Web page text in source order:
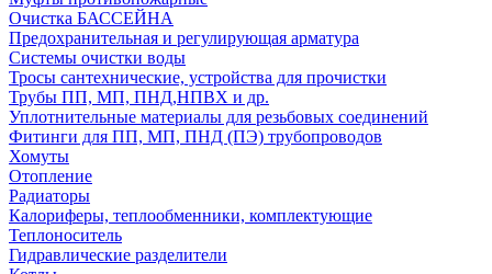
Очистка БАССЕЙНА
Предохранительная и регулирующая арматура
Системы очистки воды
Тросы сантехнические, устройства для прочистки
Трубы ПП, МП, ПНД,НПВХ и др.
Уплотнительные материалы для резьбовых соединений
Фитинги для ПП, МП, ПНД (ПЭ) трубопроводов
Хомуты
Отопление
Радиаторы
Калориферы, теплообменники, комплектующие
Теплоноситель
Гидравлические разделители